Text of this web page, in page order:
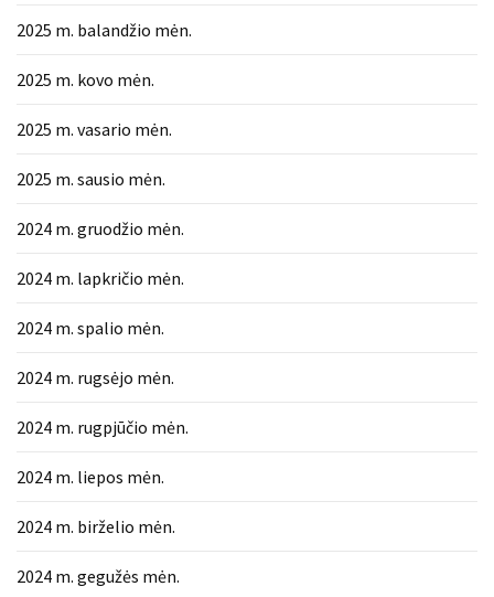
2025 m. balandžio mėn.
2025 m. kovo mėn.
2025 m. vasario mėn.
2025 m. sausio mėn.
2024 m. gruodžio mėn.
2024 m. lapkričio mėn.
2024 m. spalio mėn.
2024 m. rugsėjo mėn.
2024 m. rugpjūčio mėn.
2024 m. liepos mėn.
2024 m. birželio mėn.
2024 m. gegužės mėn.